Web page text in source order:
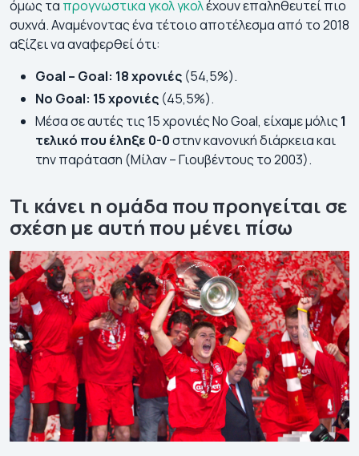
όμως τα προγνωστικα γκολ γκολέχουν επαληθευτεί πιο
συχνά. Αναμένοντας ένα τέτοιο αποτέλεσμα από το 2018
αξίζει να αναφερθεί ότι:
Goal – Goal: 18 χρονιές (54,5%).
No Goal: 15 χρονιές (45,5%).
Μέσα σε αυτές τις 15 χρονιές No Goal, είχαμε μόλις 1
τελικό που έληξε 0-0στην κανονική διάρκεια και
την παράταση (Μίλαν – Γιουβέντους το 2003).
Τι κάνει η ομάδα που προηγείται σε
σχέση με αυτή που μένει πίσω